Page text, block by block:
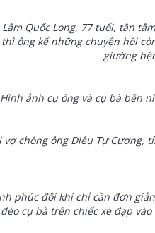
Lâm Quốc Long, 77 tuổi, tận
ông kể những chuyện hồi
giường
Hình ảnh cụ ông và cụ bà bên
vợ chồng ông Diêu Tự Cương,
phúc đôi khi chỉ cần đơn
cụ bà trên chiếc xe đạp